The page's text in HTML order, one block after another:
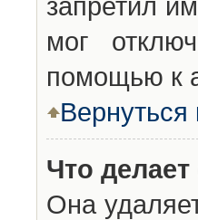
мог
помощью к
Вернуться
Что
Она